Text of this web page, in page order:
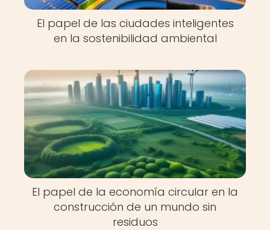
El papel de las ciudades inteligentes
en la sostenibilidad ambiental
El papel de la economía circular en la
construcción de un mundo sin
residuos